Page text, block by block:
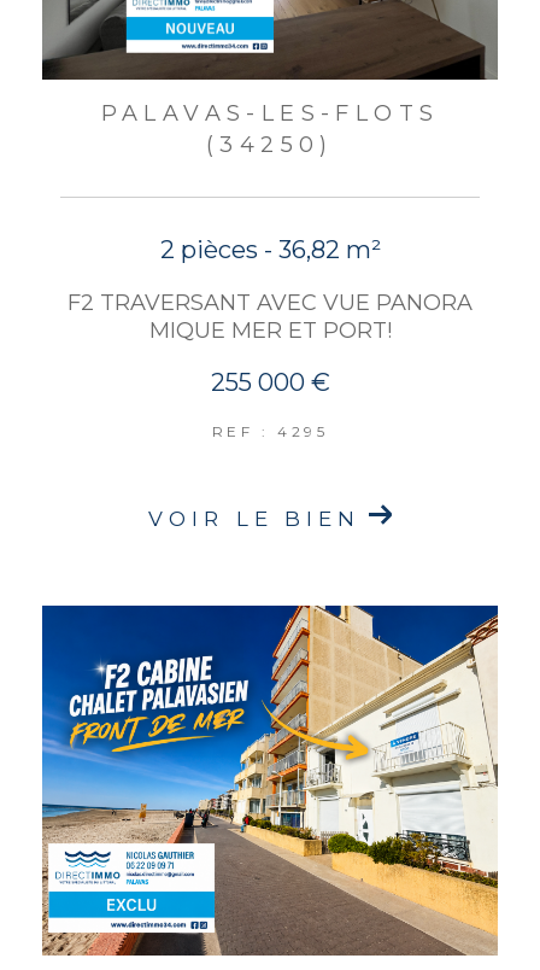
PALAVAS-LES-FLOTS
(34250)
2 pièces - 36,82 m²
F2 TRAVERSANT AVEC VUE PANORA
MIQUE MER ET PORT!
255 000 €
REF : 4295
VOIR LE BIEN